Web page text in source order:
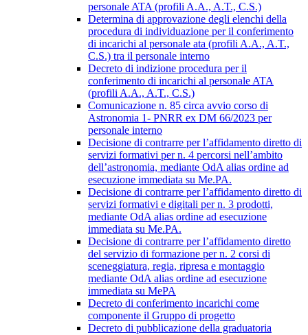
personale ATA (profili A.A., A.T., C.S.)
Determina di approvazione degli elenchi della
procedura di individuazione per il conferimento
di incarichi al personale ata (profili A.A., A.T.,
C.S.) tra il personale interno
Decreto di indizione procedura per il
conferimento di incarichi al personale ATA
(profili A.A., A.T., C.S.)
Comunicazione n. 85 circa avvio corso di
Astronomia 1- PNRR ex DM 66/2023 per
personale interno
Decisione di contrarre per l’affidamento diretto di
servizi formativi per n. 4 percorsi nell’ambito
dell’astronomia, mediante OdA alias ordine ad
esecuzione immediata su Me.PA.
Decisione di contrarre per l’affidamento diretto di
servizi formativi e digitali per n. 3 prodotti,
mediante OdA alias ordine ad esecuzione
immediata su Me.PA.
Decisione di contrarre per l’affidamento diretto
del servizio di formazione per n. 2 corsi di
sceneggiatura, regia, ripresa e montaggio
mediante OdA alias ordine ad esecuzione
immediata su MePA
Decreto di conferimento incarichi come
componente il Gruppo di progetto
Decreto di pubblicazione della graduatoria